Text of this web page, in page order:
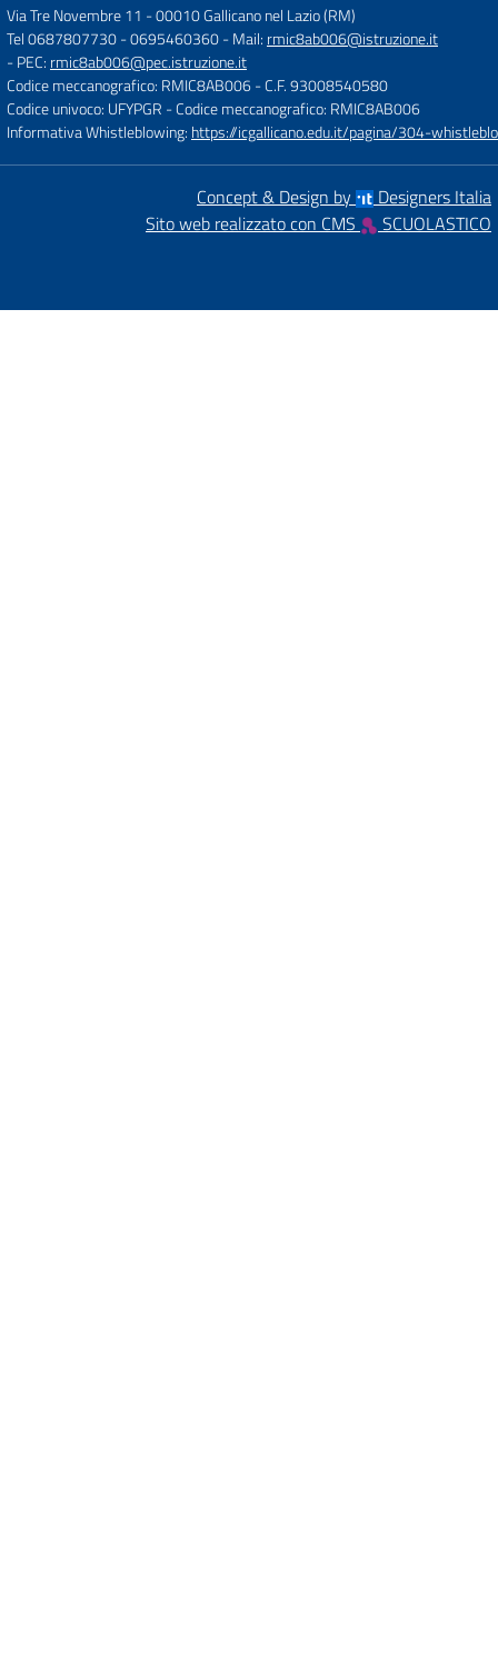
Via Tre Novembre 11 -00010 Gallicano nel Lazio (RM)
Tel 0687807730 - 0695460360- Mail: rmic8ab006@istruzione.it
- PEC: rmic8ab006@pec.istruzione.it
Codice meccanografico: RMIC8AB006- C.F. 93008540580
Codice univoco: UFYPGR - Codice meccanografico: RMIC8AB006
Informativa Whistleblowing: https://icgallicano.edu.it/pagina/304-
Concept & Design by
Designers Italia
Sito web realizzato con CMS
SCUOLASTICO